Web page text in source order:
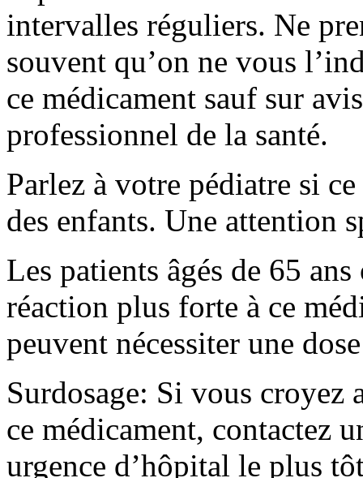
intervalles réguliers. Ne
souvent qu’on ne vous
ce médicament sauf sur
professionnel de la santé.
Parlez à votre pédiatre si
des enfants. Une attention
Les patients âgés de 65
réaction plus forte à ce
peuvent nécessiter une
Surdosage: Si vous croyez
ce médicament, contactez
urgence d’hôpital le plus